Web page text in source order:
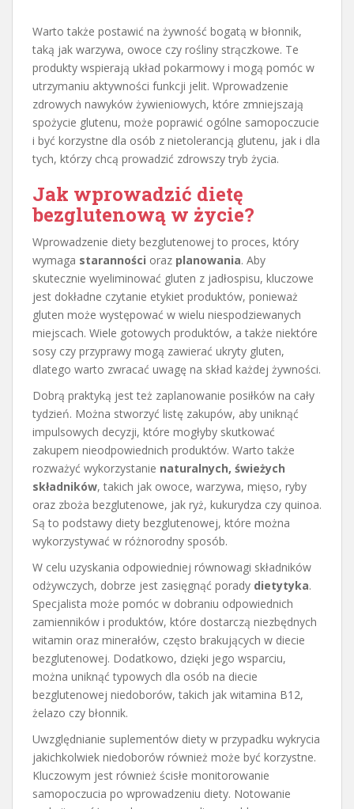
Warto także postawić na żywność bogatą w błonnik,
taką jak warzywa, owoce czy rośliny strączkowe. Te
produkty wspierają układ pokarmowy i mogą pomóc w
utrzymaniu aktywności funkcji jelit. Wprowadzenie
zdrowych nawyków żywieniowych, które zmniejszają
spożycie glutenu, może poprawić ogólne samopoczucie
i być korzystne dla osób z nietolerancją glutenu, jak i dla
tych, którzy chcą prowadzić zdrowszy tryb życia.
Jak wprowadzić dietę
bezglutenową w życie?
Wprowadzenie diety bezglutenowej to proces, który
wymaga staranności oraz planowania. Aby
skutecznie wyeliminować gluten z jadłospisu, kluczowe
jest dokładne czytanie etykiet produktów, ponieważ
gluten może występować w wielu niespodziewanych
miejscach. Wiele gotowych produktów, a także niektóre
sosy czy przyprawy mogą zawierać ukryty gluten,
dlatego warto zwracać uwagę na skład każdej żywności.
Dobrą praktyką jest też zaplanowanie posiłków na cały
tydzień. Można stworzyć listę zakupów, aby uniknąć
impulsowych decyzji, które mogłyby skutkować
zakupem nieodpowiednich produktów. Warto także
rozważyć wykorzystanie naturalnych, świeżych
składników, takich jak owoce, warzywa, mięso, ryby
oraz zboża bezglutenowe, jak ryż, kukurydza czy quinoa.
Są to podstawy diety bezglutenowej, które można
wykorzystywać w różnorodny sposób.
W celu uzyskania odpowiedniej równowagi składników
odżywczych, dobrze jest zasięgnąć porady dietytyka.
Specjalista może pomóc w dobraniu odpowiednich
zamienników i produktów, które dostarczą niezbędnych
witamin oraz minerałów, często brakujących w diecie
bezglutenowej. Dodatkowo, dzięki jego wsparciu,
można uniknąć typowych dla osób na diecie
bezglutenowej niedoborów, takich jak witamina B12,
żelazo czy błonnik.
Uwzględnianie suplementów diety w przypadku wykrycia
jakichkolwiek niedoborów również może być korzystne.
Kluczowym jest również ścisłe monitorowanie
samopoczucia po wprowadzeniu diety. Notowanie